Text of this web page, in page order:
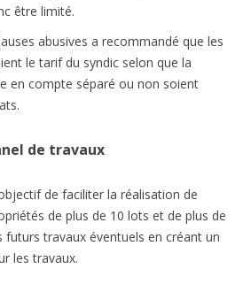
être limité.
abusives a recommandé que les
le tarif du syndic selon que la
en compte séparé ou non soient
de travaux
de faciliter la réalisation de
de plus de 10 lots et de plus de
futurs travaux éventuels en créant un
les travaux.